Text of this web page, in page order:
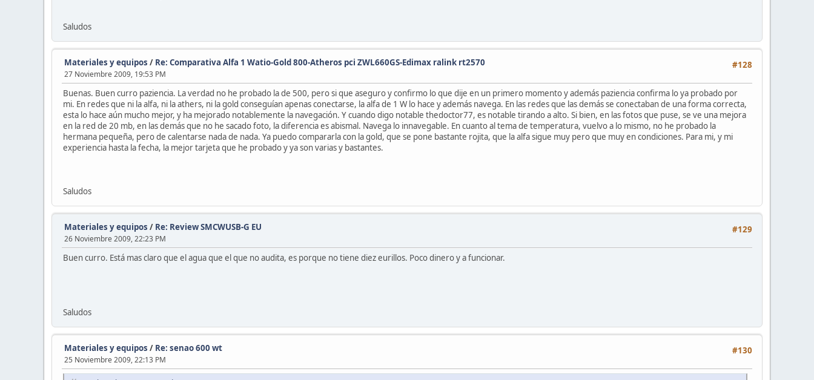
Saludos
#128
Materiales y equipos / Re: Comparativa Alfa 1 Watio-Gold 800-Atheros pci ZWL660GS-Edimax ralink rt2570
27 Noviembre 2009, 19:53 PM
Buenas. Buen curro paziencia. La verdad no he probado la de 500, pero si que aseguro y confirmo lo que dije en un primero momento y además paziencia confirma lo ya probado por
mi. En redes que ni la alfa, ni la athers, ni la gold conseguían apenas conectarse, la alfa de 1 W lo hace y además navega. En las redes que las demás se conectaban de una forma correcta,
esta lo hace aún mucho mejor, y ha mejorado notablemente la navegación. Y cuando digo notable thedoctor77, es notable tirando a alto. Si bien, en las fotos que puse, se ve una mejora
en la red de 20 mb, en las demás que no he sacado foto, la diferencia es abismal. Navega lo innavegable. En cuanto al tema de temperatura, vuelvo a lo mismo, no he probado la
hermana pequeña, pero de calentarse nada de nada. Ya puedo compararla con la gold, que se pone bastante rojita, que la alfa sigue muy pero que muy en condiciones. Para mi, y mi
experiencia hasta la fecha, la mejor tarjeta que he probado y ya son varias y bastantes.
Saludos
#129
Materiales y equipos / Re: Review SMCWUSB-G EU
26 Noviembre 2009, 22:23 PM
Buen curro. Está mas claro que el agua que el que no audita, es porque no tiene diez eurillos. Poco dinero y a funcionar.
Saludos
#130
Materiales y equipos / Re: senao 600 wt
25 Noviembre 2009, 22:13 PM